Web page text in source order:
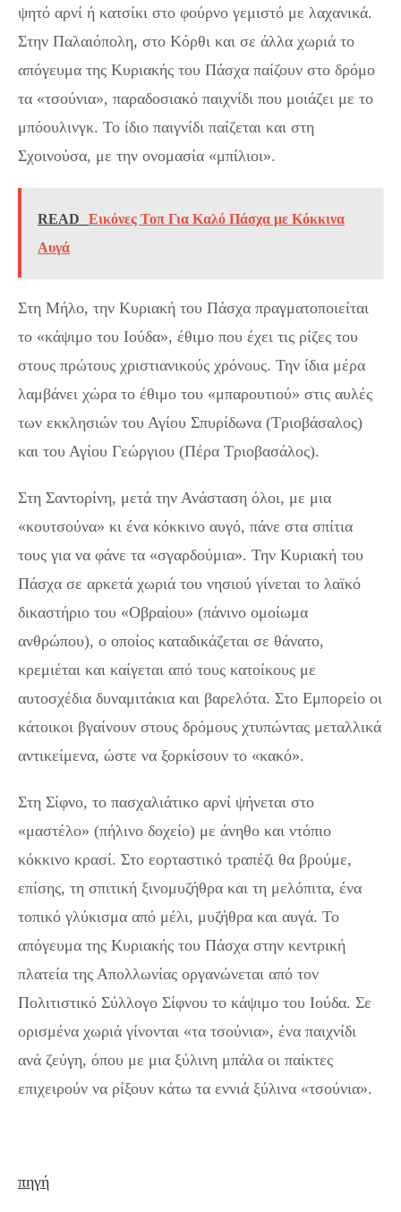
ψητό αρνί ή κατσίκι στο φούρνο γεμιστό με λαχανικά.
Στην Παλαιόπολη, στο Κόρθι και σε άλλα χωριά το
απόγευμα της Κυριακής του Πάσχα παίζουν στο δρόμο
τα «τσούνια», παραδοσιακό παιχνίδι που μοιάζει με το
μπόουλινγκ. Το ίδιο παιγνίδι παίζεται και στη
Σχοινούσα, με την ονομασία «μπίλιοι».
READ
Εικόνες Τοπ Για Καλό Πάσχα με Κόκκινα
Αυγά
Στη Μήλο, την Κυριακή του Πάσχα πραγματοποιείται
το «κάψιμο του Ιούδα», έθιμο που έχει τις ρίζες του
στους πρώτους χριστιανικούς χρόνους. Την ίδια μέρα
λαμβάνει χώρα το έθιμο του «μπαρουτιού» στις αυλές
των εκκλησιών του Αγίου Σπυρίδωνα (Τριοβάσαλος)
και του Αγίου Γεώργιου (Πέρα Τριοβασάλος).
Στη Σαντορίνη, μετά την Ανάσταση όλοι, με μια
«κουτσούνα» κι ένα κόκκινο αυγό, πάνε στα σπίτια
τους για να φάνε τα «σγαρδούμια». Την Κυριακή του
Πάσχα σε αρκετά χωριά του νησιού γίνεται το λαϊκό
δικαστήριο του «Οβραίου» (πάνινο ομοίωμα
ανθρώπου), ο οποίος καταδικάζεται σε θάνατο,
κρεμιέται και καίγεται από τους κατοίκους με
αυτοσχέδια δυναμιτάκια και βαρελότα. Στο Εμπορείο οι
κάτοικοι βγαίνουν στους δρόμους χτυπώντας μεταλλικά
αντικείμενα, ώστε να ξορκίσουν το «κακό».
Στη Σίφνο, το πασχαλιάτικο αρνί ψήνεται στο
«μαστέλο» (πήλινο δοχείο) με άνηθο και ντόπιο
κόκκινο κρασί. Στο εορταστικό τραπέζι θα βρούμε,
επίσης, τη σπιτική ξινομυζήθρα και τη μελόπιτα, ένα
τοπικό γλύκισμα από μέλι, μυζήθρα και αυγά. Το
απόγευμα της Κυριακής του Πάσχα στην κεντρική
πλατεία της Απολλωνίας οργανώνεται από τον
Πολιτιστικό Σύλλογο Σίφνου το κάψιμο του Ιούδα. Σε
ορισμένα χωριά γίνονται «τα τσούνια», ένα παιχνίδι
ανά ζεύγη, όπου με μια ξύλινη μπάλα οι παίκτες
επιχειρούν να ρίξουν κάτω τα εννιά ξύλινα «τσούνια».
πηγή